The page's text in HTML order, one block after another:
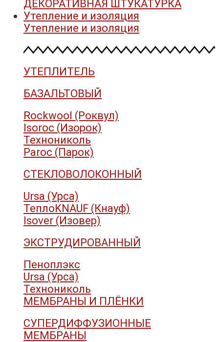
ДЕКОРАТИВНАЯ ШТУКАТУРКА
Утепление и изоляция
Утепление и изоляция
УТЕПЛИТЕЛЬ
БАЗАЛЬТОВЫЙ
Rockwool (Роквул)
Isoroc (Изорок)
Технониколь
Paroc (Парок)
СТЕКЛОВОЛОКОННЫЙ
Ursa (Урса)
ТеплоKNAUF (Кнауф)
Isover (Изовер)
ЭКСТРУДИРОВАННЫЙ
Пеноплэкс
Ursa (Урса)
Технониколь
МЕМБРАНЫ И ПЛЁНКИ
СУПЕРДИФФУЗИОННЫЕ
МЕМБРАНЫ